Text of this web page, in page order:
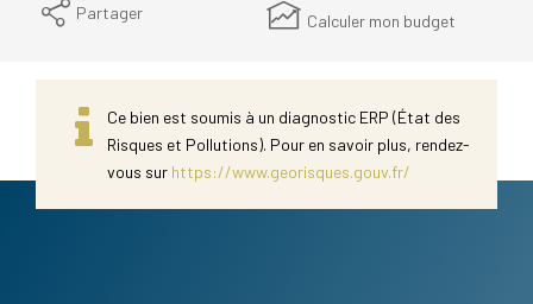
Partager
Calculer mon budget
Ce bien est soumis à un diagnostic ERP (État des
Risques et Pollutions). Pour en savoir plus, rendez-
vous sur https://www.georisques.gouv.fr/